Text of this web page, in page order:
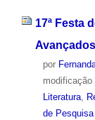
17ª Festa
por
modificação
Literatura,
de